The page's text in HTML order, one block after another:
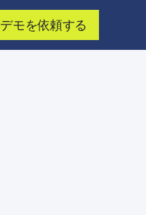
デモを依頼する